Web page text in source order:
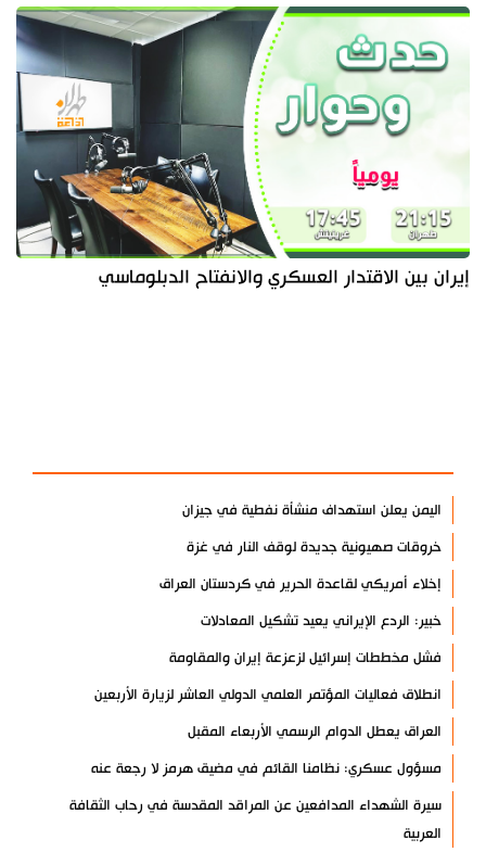
إيران بين الاقتدار العسكري والانفتاح الدبلوماسي
اليمن يعلن استهداف منشأة نفطية في جيزان
خروقات صهيونية جديدة لوقف النار في غزة
إخلاء أمريكي لقاعدة الحرير في كردستان العراق
خبير: الردع الإيراني يعيد تشكيل المعادلات
فشل مخططات إسرائيل لزعزعة إيران والمقاومة
انطلاق فعاليات المؤتمر العلمي الدولي العاشر لزيارة الأربعين
العراق يعطل الدوام الرسمي الأربعاء المقبل
مسؤول عسكري: نظامنا القائم في مضيق هرمز لا رجعة عنه
سيرة الشهداء المدافعين عن المراقد المقدسة في رحاب الثقافة
العربية